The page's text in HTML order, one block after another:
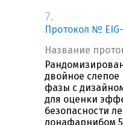
7.
Протокол № EIG-
Название
двойное слепое
фазы с
для оценки
безопасности
лонафарнибом